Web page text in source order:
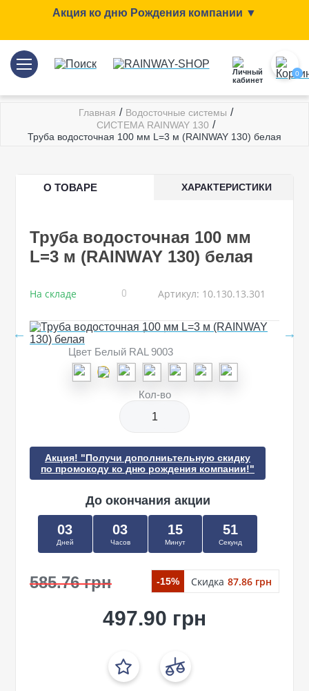
Акция ко дню Рождения компании ▼
0
Главная / Водосточные системы /
СИСТЕМА RAINWAY 130 /
Труба водосточная 100 мм L=3 м (RAINWAY 130) белая
О ТОВАРЕ ХАРАКТЕРИСТИКИ
Труба водосточная 100 мм
L=3 м (RAINWAY 130) белая
На складе 0 Артикул: 10.130.13.301
Цвет Белый RAL 9003
Кол-во
Акция! "Получи дополниьтельную скидку
по промокоду ко дню рождения компании!"
До окончания акции
03
Дней
03
Часов
15
Минут
51
Секунд
585.76 грн -15% Скидка 87.86 грн
497.90 грн